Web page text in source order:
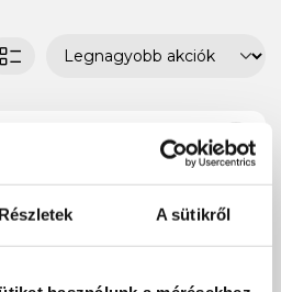
Részletek A sütikről